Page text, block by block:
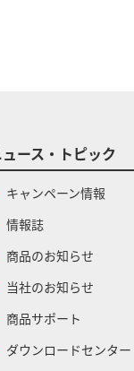
ース・トピック
キャンペーン情報
情報誌
商品のお知らせ
当社のお知らせ
商品サポート
ダウンロードセンター